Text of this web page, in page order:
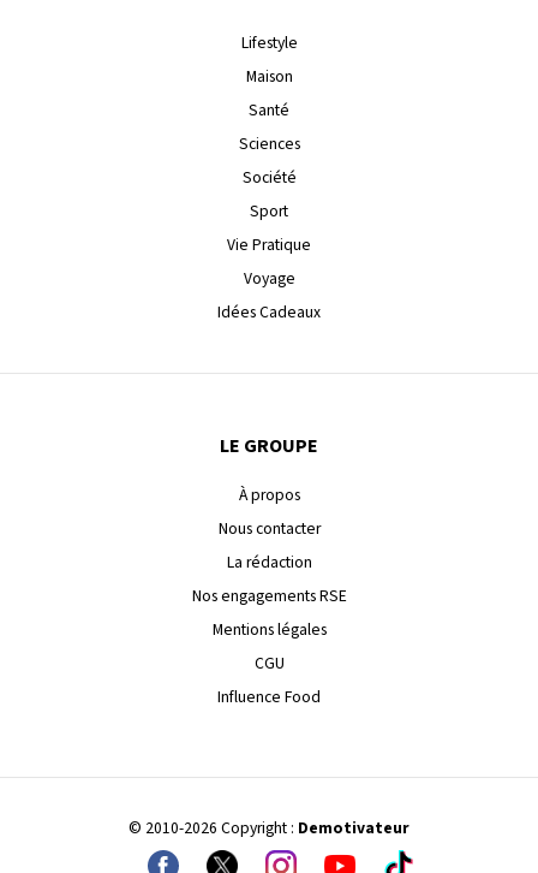
Lifestyle
Maison
Santé
Sciences
Société
Sport
Vie Pratique
Voyage
Idées Cadeaux
LE GROUPE
À propos
Nous contacter
La rédaction
Nos engagements RSE
Mentions légales
CGU
Influence Food
© 2010-2026 Copyright : Demotivateur